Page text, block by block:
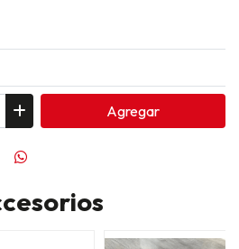
Agregar